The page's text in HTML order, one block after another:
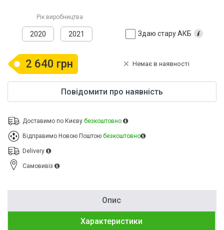
Рік виробництва
2020 2021 Здаю стару АКБ
2 640 грн Немає в наявності
Повідомити про наявність
Доставимо по Києву безкоштовно
Відправимо Новою Поштою безкоштовно
Delivery
Cамовивіз
Опис
Характеристики